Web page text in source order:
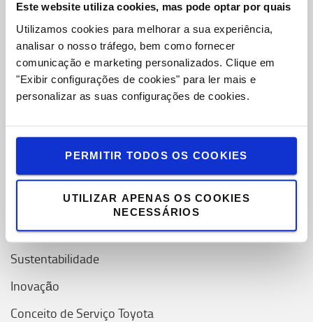
Este website utiliza cookies, mas pode optar por quais
Utilizamos cookies para melhorar a sua experiência,
analisar o nosso tráfego, bem como fornecer
comunicação e marketing personalizados. Clique em
"Exibir configurações de cookies" para ler mais e
personalizar as suas configurações de cookies.
PERMITIR TODOS OS COOKIES
UTILIZAR APENAS OS COOKIES
NECESSÁRIOS
Sobre Nós
Toyota Caetano Portugal, SA
Oportunidades de Emprego
Onde estamos
Porquê escolher Toyota
Valores Toyota
Sistema de Produção Toyota (TPS)
Sustentabilidade
Inovação
Conceito de Serviço Toyota